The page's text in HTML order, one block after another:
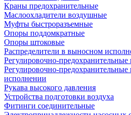
Краны предохранительные
Маслоохладители воздушные
Муфты быстроразъемные
Опоры поддомкратные
Опоры штоковые
Распределители в выносном
Регулировочно-
Регулировочно-
исполнении
Рукава высокого давления
Устройства подготовки воздуха
Фитинги соединительные